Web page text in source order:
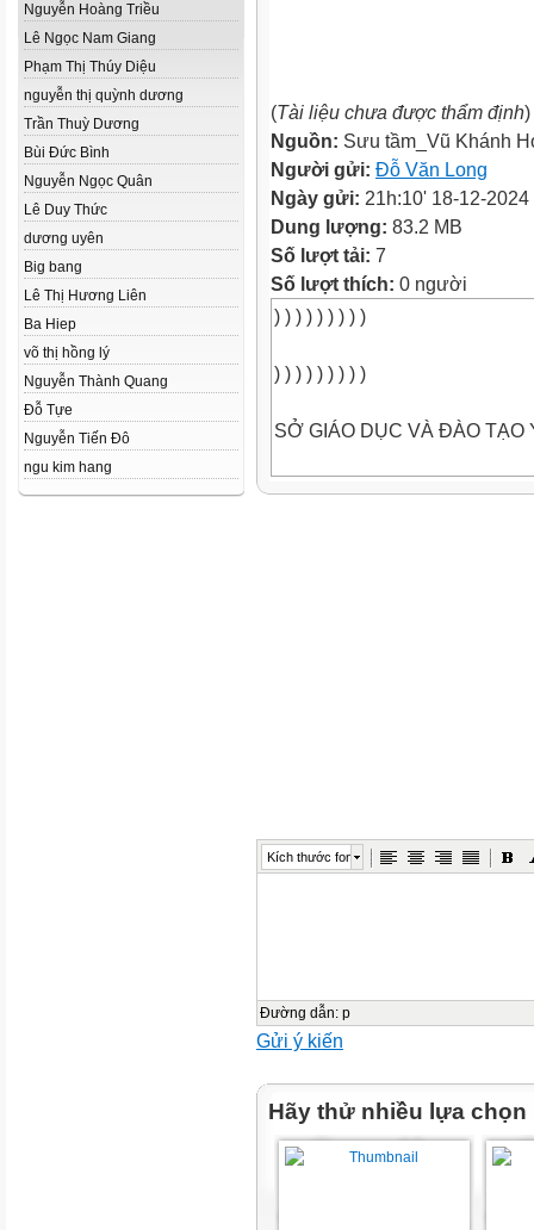
Nguyễn Hoàng Triều
Lê Ngọc Nam Giang
Phạm Thị Thúy Diệu
nguyễn thị quỳnh dương
Trần Thuỳ Dương
Bùi Đức Bình
Nguyễn Ngọc Quân
Lê Duy Thức
dương uyên
Big bang
Lê Thị Hương Liên
Ba Hiep
võ thị hồng lý
Nguyễn Thành Quang
Đỗ Tựe
Nguyễn Tiến Đô
ngu kim hang
(Tài liệu chưa được thẩm định)
Nguồn: Sưu tầm_Vũ Khánh
Người gửi: Đỗ Văn Long
Ngày gửi: 21h:10' 18-12-2024
Dung lượng: 83.2 MB
Số lượt tải: 7
Số lượt thích: 0 người
) ) ) ) ) ) ) ) )
) ) ) ) ) ) ) ) )
SỞ GIÁO DỤC VÀ ĐÀO TẠO
) ) ) ) ) ) ) ) )
) ) ) ) ) ) ) ) )
) ) ) ) ) ) ) ) )
Kích thước font
Đường dẫn: p
Gửi ý kiến
Hãy thử nhiều lựa chọn